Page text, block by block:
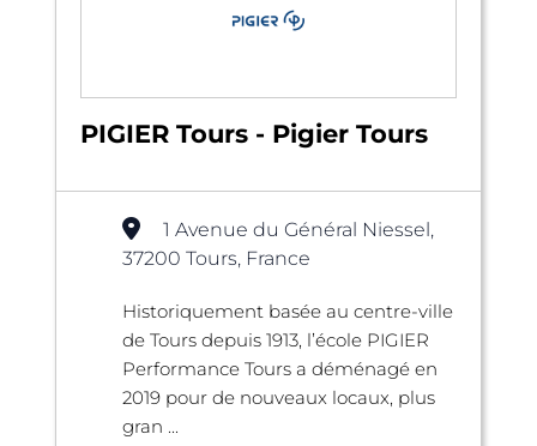
PIGIER Tours - Pigier Tours
1 Avenue du Général Niessel,
37200 Tours, France
Historiquement basée au centre-ville
de Tours depuis 1913, l’école PIGIER
Performance Tours a déménagé en
2019 pour de nouveaux locaux, plus
gran ...